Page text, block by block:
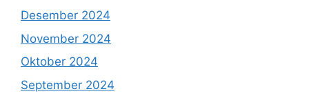
Desember 2024
November 2024
Oktober 2024
September 2024